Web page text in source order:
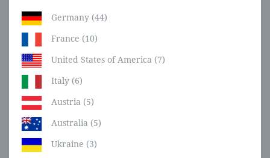
Germany (44)
France (10)
United States of America (7)
Italy (6)
Austria (5)
Australia (5)
Ukraine (3)